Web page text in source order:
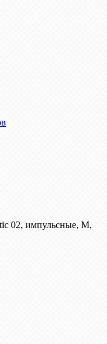
02, импульсные, М,